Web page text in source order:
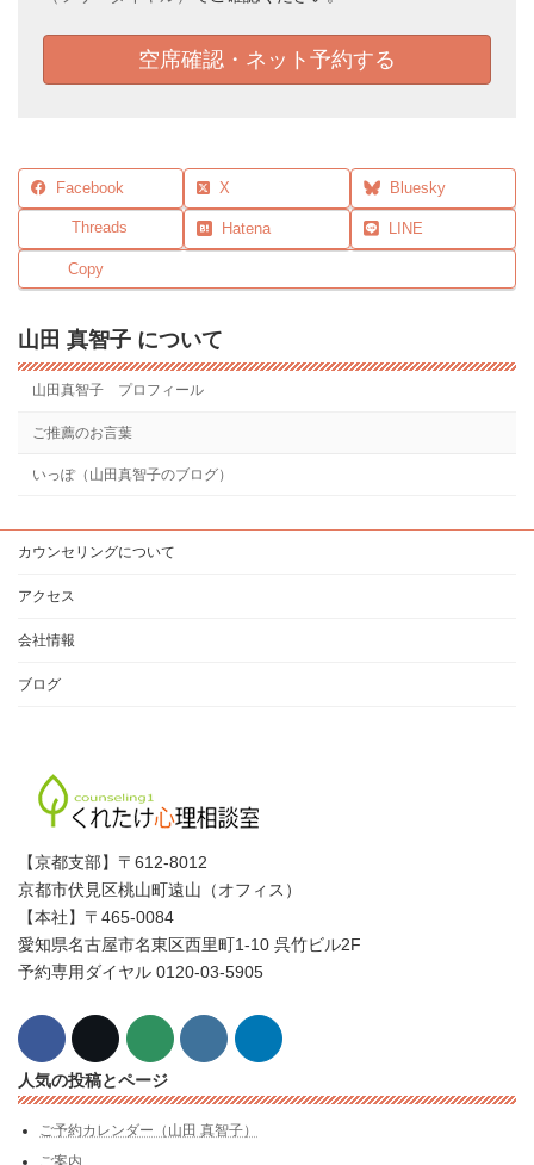
空席確認・ネット予約する
Facebook X Bluesky
Threads Hatena LINE
Copy
山田 真智子 について
山田真智子 プロフィール
ご推薦のお言葉
いっぽ（山田真智子のブログ）
カウンセリングについて
アクセス
会社情報
ブログ
【京都支部】〒612-8012
京都市伏見区桃山町遠山（オフィス）
【本社】〒465-0084
愛知県名古屋市名東区西里町1-10 呉竹ビル2F
予約専用ダイヤル 0120-03-5905
人気の投稿とページ
ご予約カレンダー（山田 真智子）